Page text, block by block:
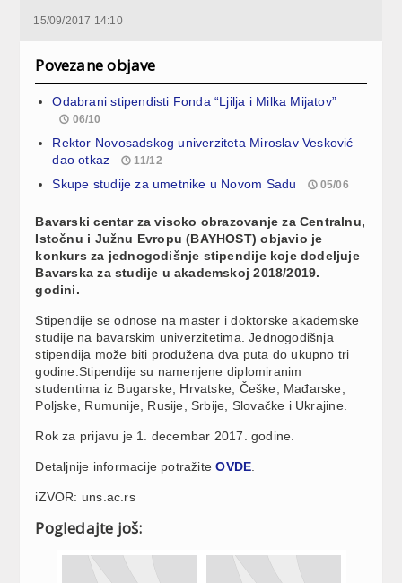
15/09/2017 14:10
Povezane objave
Odabrani stipendisti Fonda “Ljilja i Milka Mijatov”
06/10
Rektor Novosadskog univerziteta Miroslav Vesković
dao otkaz
11/12
Skupe studije za umetnike u Novom Sadu 05/06
Bavarski centar za visoko obrazovanje za Centralnu,
Istočnu i Južnu Evropu (BAYHOST) objavio je
konkurs za jednogodišnje stipendije koje dodeljuje
Bavarska za studije u akademskoj 2018/2019.
godini.
Stipendije se odnose na master i doktorske akademske
studije na bavarskim univerzitetima. Jednogodišnja
stipendija može biti produžena dva puta do ukupno tri
godine.Stipendije su namenjene diplomiranim
studentima iz Bugarske, Hrvatske, Češke, Mađarske,
Poljske, Rumunije, Rusije, Srbije, Slovačke i Ukrajine.
Rok za prijavu je 1. decembar 2017. godine.
Detaljnije informacije potražiteOVDE
iZVOR: uns.ac.rs
Pogledajte još: